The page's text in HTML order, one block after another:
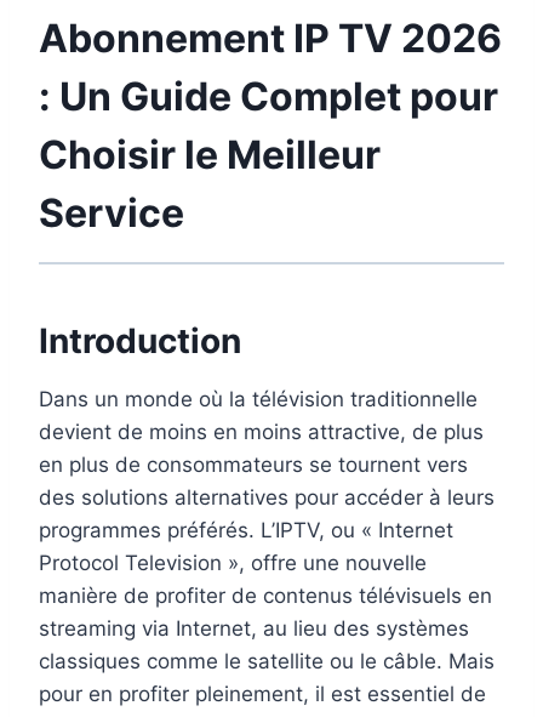
Abonnement IP TV 2026
: Un Guide Complet pour
Choisir le Meilleur
Service
Introduction
Dans un monde où la télévision traditionnelle
devient de moins en moins attractive, de plus
en plus de consommateurs se tournent vers
des solutions alternatives pour accéder à leurs
programmes préférés. L’IPTV, ou « Internet
Protocol Television », offre une nouvelle
manière de profiter de contenus télévisuels en
streaming via Internet, au lieu des systèmes
classiques comme le satellite ou le câble. Mais
pour en profiter pleinement, il est essentiel de